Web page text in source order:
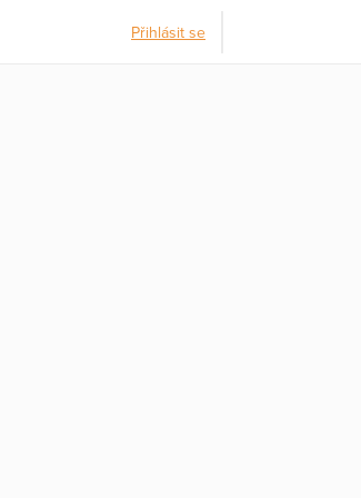
Přihlásit se